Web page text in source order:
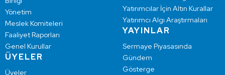
Yönetim
Meslek Komiteleri
Faaliyet Raporları
Genel Kurullar
ÜYELER
Üyeler
Yatırımcılar İçin Altın Kurallar
Yatırımcı Algı Araştırmaları
YAYINLAR
Sermaye Piyasasında
Gündem
Gösterge